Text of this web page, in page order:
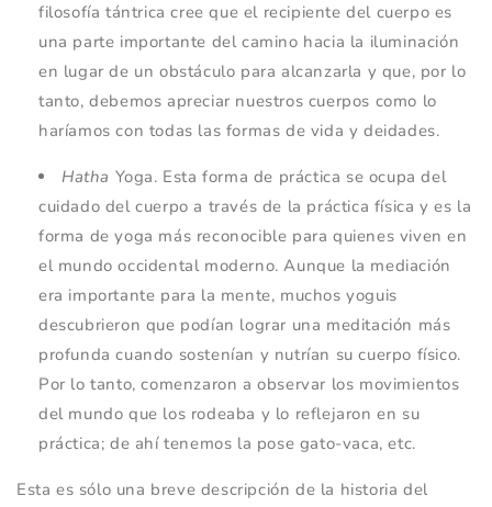
filosofía tántrica cree que el recipiente del cuerpo es
una parte importante del camino hacia la iluminación
en lugar de un obstáculo para alcanzarla y que, por lo
tanto, debemos apreciar nuestros cuerpos como lo
haríamos con todas las formas de vida y deidades.
Hatha Yoga. Esta forma de práctica se ocupa del
cuidado del cuerpo a través de la práctica física y es la
forma de yoga más reconocible para quienes viven en
el mundo occidental moderno. Aunque la mediación
era importante para la mente, muchos yoguis
descubrieron que podían lograr una meditación más
profunda cuando sostenían y nutrían su cuerpo físico.
Por lo tanto, comenzaron a observar los movimientos
del mundo que los rodeaba y lo reflejaron en su
práctica; de ahí tenemos la pose gato-vaca, etc.
Esta es sólo una breve descripción de la historia del